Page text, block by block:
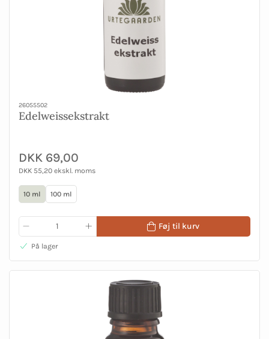
26055502
Edelweissekstrakt
DKK 69,00
DKK 55,20 ekskl. moms
10 ml 100 ml
Føj til kurv
På lager